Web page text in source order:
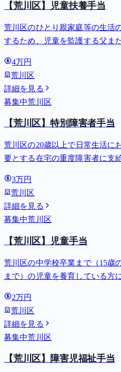
【荒川区】児童扶養手当
荒川区のひとり親家庭等の生活
するため、児童を監護する父ま
4万円
荒川区
詳細を見る
募集中荒川区
【荒川区】特別障害者手当
荒川区の20歳以上で日常生活に
要とする在宅の重度障害者に支
3万円
荒川区
詳細を見る
募集中荒川区
【荒川区】児童手当
荒川区の中学校卒業まで（15歳
まで）の児童を養育している方
子以降は15,000円）、中学生は
2万円
荒川区
詳細を見る
募集中荒川区
【荒川区】障害児福祉手当